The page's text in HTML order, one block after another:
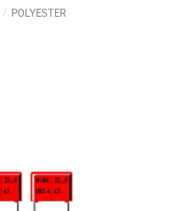
POLYESTER